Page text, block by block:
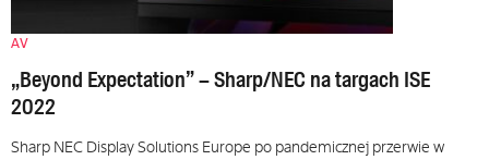
AV
„Beyond Expectation” – Sharp/NEC na targach ISE
2022
Sharp NEC Display Solutions Europe po pandemicznej przerwie w